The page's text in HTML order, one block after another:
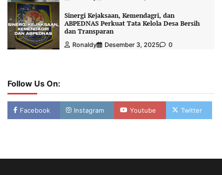
Sinergi Kejaksaan, Kemendagri, dan
ABPEDNAS Perkuat Tata Kelola Desa Bersih
dan Transparan
Ronaldy Desember 3, 2025 0
Follow Us On:
Facebook Instagram Youtube Twitter